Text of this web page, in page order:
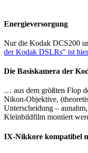
Energieversorgung
Nur die Kodak DCS200
der Kodak DSLRs" ist
Die Basiskamera der
… aus dem größten Flop
Nikon-Objektive,
Unterscheidung –
Kleinbildfilm montiert
IX-Nikkore kompatibel